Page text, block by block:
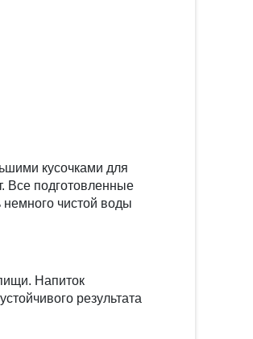
кусочками для
Все подготовленные
чистой воды
Напиток
результата